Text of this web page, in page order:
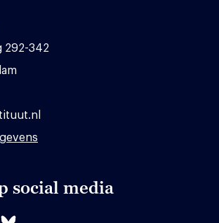
292-342
social media